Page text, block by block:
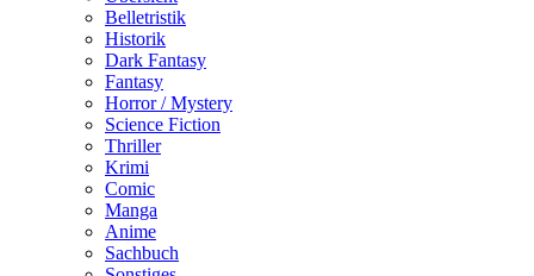
Belletristik
Historik
Dark Fantasy
Fantasy
Horror / Mystery
Science Fiction
Thriller
Krimi
Comic
Manga
Anime
Sachbuch